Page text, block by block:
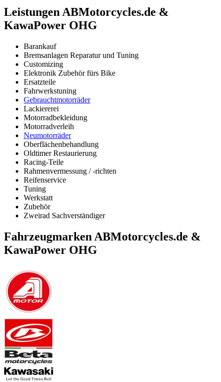
Leistungen ABMotorcycles.de &
KawaPower OHG
Barankauf
Bremsanlagen Reparatur und Tuning
Customizing
Elektronik Zubehör fürs Bike
Ersatzteile
Fahrwerkstuning
Gebrauchtmotorräder
Lackiererei
Motorradbekleidung
Motorradverleih
Neumotorräder
Oberflächenbehandlung
Oldtimer Restaurierung
Racing-Teile
Rahmenvermessung / -richten
Reifenservice
Tuning
Werkstatt
Zubehör
Zweirad Sachverständiger
Fahrzeugmarken ABMotorcycles.de &
KawaPower OHG